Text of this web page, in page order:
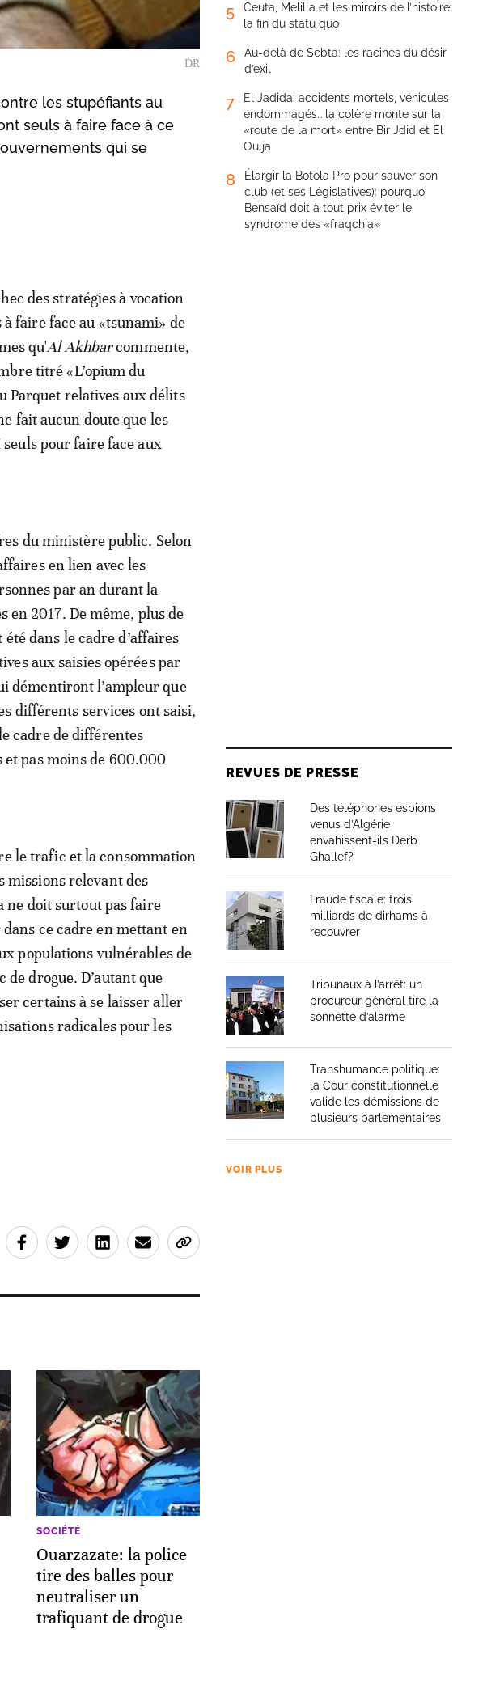
DR
les stupéfiants au
seuls à faire face à ce
qui se
des stratégies à vocation
faire face au «tsunami» de
qu'Al Akhbarcommente,
titré «L’opium du
Parquet relatives aux délits
fait aucun doute que les
pour faire face aux
du ministère public. Selon
en lien avec les
par an durant la
2017. De même, plus de
dans le cadre d’affaires
aux saisies opérées par
démentiront l’ampleur que
différents services ont saisi,
cadre de différentes
et pas moins de 600.000
le trafic et la consommation
missions relevant des
ne doit surtout pas faire
ce cadre en mettant en
populations vulnérables de
drogue. D’autant que
certains à se laisser aller
radicales pour les
SOCIÉTÉ
Ouarzazate: la police
tire des balles pour
neutraliser un
trafiquant de drogue
5
Ceuta, Melilla et les miroirs de l’histoire:
la fin du statu quo
6
Au-delà de Sebta: les racines du désir
d’exil
7
El Jadida: accidents mortels, véhicules
endommagés… la colère monte sur la
«route de la mort» entre Bir Jdid et El
Oulja
8
Élargir la Botola Pro pour sauver son
club (et ses Législatives): pourquoi
Bensaïd doit à tout prix éviter le
syndrome des «fraqchia»
REVUES DE PRESSE
Des téléphones espions
venus d’Algérie
envahissent-ils Derb
Ghallef?
Fraude fiscale: trois
milliards de dirhams à
recouvrer
Tribunaux à l’arrêt: un
procureur général tire la
sonnette d’alarme
Transhumance politique:
la Cour constitutionnelle
valide les démissions de
plusieurs parlementaires
VOIR PLUS